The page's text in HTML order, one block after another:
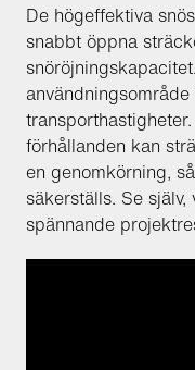
De högeffektiva
snabbt öppna
förhållanden kan
en genomkörning,
säkerställs. Se
spännande